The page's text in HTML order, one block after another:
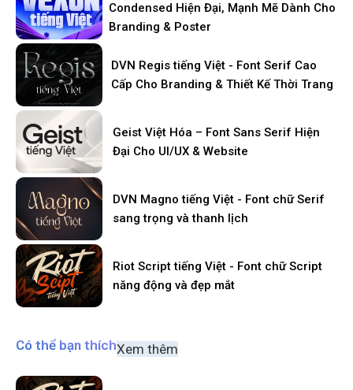
Condensed Hiện Đại, Mạnh Mẽ Dành Cho
Branding & Poster
DVN Regis tiếng Việt - Font Serif Cao
Cấp Cho Branding & Thiết Kế Thời Trang
Geist Việt Hóa – Font Sans Serif Hiện
Đại Cho UI/UX & Website
DVN Magno tiếng Việt - Font chữ Serif
sang trọng và thanh lịch
Riot Script tiếng Việt - Font chữ Script
năng động và đẹp mắt
Có thể bạn thíchXem thêm